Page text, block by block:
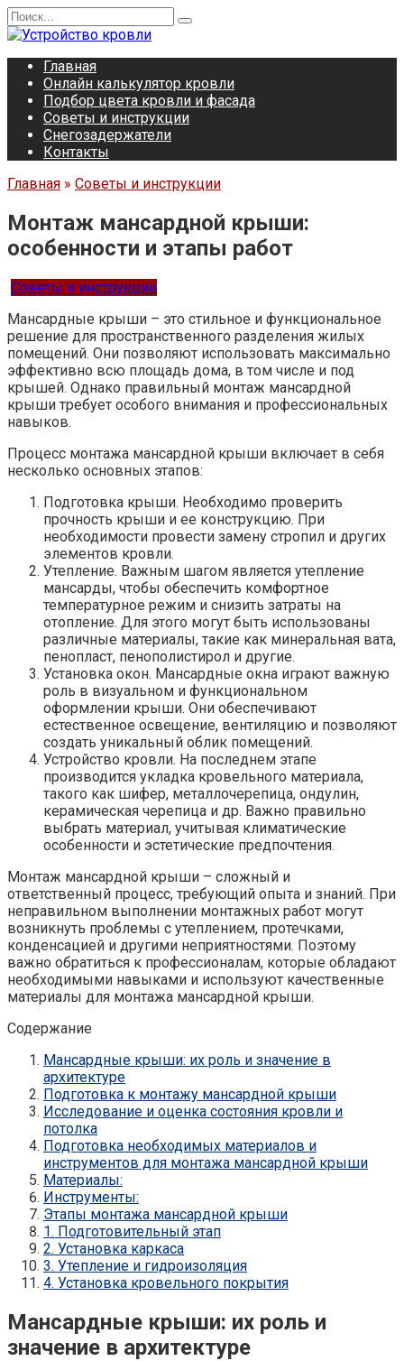
Перейти
к
Search
for:
Главная
Онлайн калькулятор кровли
Подбор цвета кровли и фасада
Советы и инструкции
Снегозадержатели
Контакты
Главная » Советы и инструкции
Монтаж мансардной крыши:
особенности и этапы работ
Советы и инструкции
Мансардные крыши – это стильное и функциональное
решение для пространственного разделения жилых
помещений. Они позволяют использовать максимально
эффективно всю площадь дома, в том числе и под
крышей. Однако правильный монтаж мансардной
крыши требует особого внимания и профессиональных
навыков.
Процесс монтажа мансардной крыши включает в себя
несколько основных этапов:
Подготовка крыши. Необходимо проверить
прочность крыши и ее конструкцию. При
необходимости провести замену стропил и других
элементов кровли.
Утепление. Важным шагом является утепление
мансарды, чтобы обеспечить комфортное
температурное режим и снизить затраты на
отопление. Для этого могут быть использованы
различные материалы, такие как минеральная вата,
пенопласт, пенополистирол и другие.
Установка окон. Мансардные окна играют важную
роль в визуальном и функциональном
оформлении крыши. Они обеспечивают
естественное освещение, вентиляцию и позволяют
создать уникальный облик помещений.
Устройство кровли. На последнем этапе
производится укладка кровельного материала,
такого как шифер, металлочерепица, ондулин,
керамическая черепица и др. Важно правильно
выбрать материал, учитывая климатические
особенности и эстетические предпочтения.
Монтаж мансардной крыши – сложный и
ответственный процесс, требующий опыта и знаний. При
неправильном выполнении монтажных работ могут
возникнуть проблемы с утеплением, протечками,
конденсацией и другими неприятностями. Поэтому
важно обратиться к профессионалам, которые обладают
необходимыми навыками и используют качественные
материалы для монтажа мансардной крыши.
Содержание
Мансардные крыши: их роль и значение в
архитектуре
Подготовка к монтажу мансардной крыши
Исследование и оценка состояния кровли и
потолка
Подготовка необходимых материалов и
инструментов для монтажа мансардной крыши
Материалы:
Инструменты:
Этапы монтажа мансардной крыши
1. Подготовительный этап
2. Установка каркаса
3. Утепление и гидроизоляция
4. Установка кровельного покрытия
Мансардные крыши: их роль и
значение в архитектуре